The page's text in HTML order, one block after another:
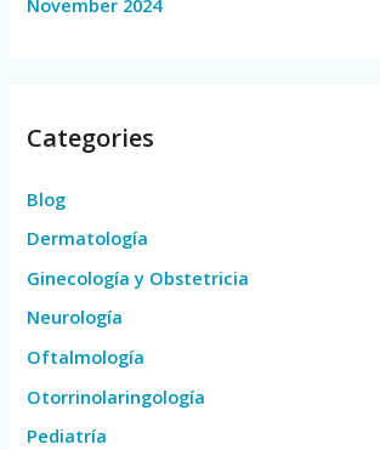
November 2024
Categories
Blog
Dermatología
Ginecología y Obstetricia
Neurología
Oftalmología
Otorrinolaringología
Pediatría